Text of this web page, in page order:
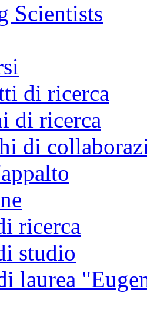
Scientists
di ricerca
di ricerca
di
ricerca
studio
laurea